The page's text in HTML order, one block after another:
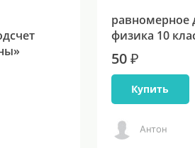
равномерное
физика 10
50 ₽
Купить
Антон